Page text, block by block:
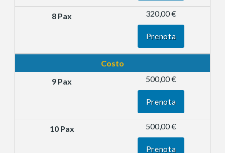
320,00 €
Prenota
Costo
500,00 €
Prenota
500,00 €
Prenota